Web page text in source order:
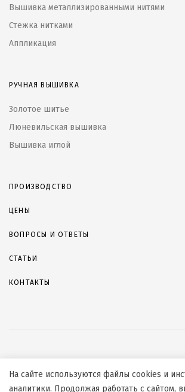
Вышивка металлизированными нитями
Стежка нитками
Аппликация
РУЧНАЯ ВЫШИВКА
Золотое шитье
Люневильская вышивка
Вышивка иглой
ПРОИЗВОДСТВО
ЦЕНЫ
ВОПРОСЫ И ОТВЕТЫ
СТАТЬИ
КОНТАКТЫ
Согласие на обработку персональных
На сайте используются файлы cookies и
аналитики. Продолжая работать с сайтом,